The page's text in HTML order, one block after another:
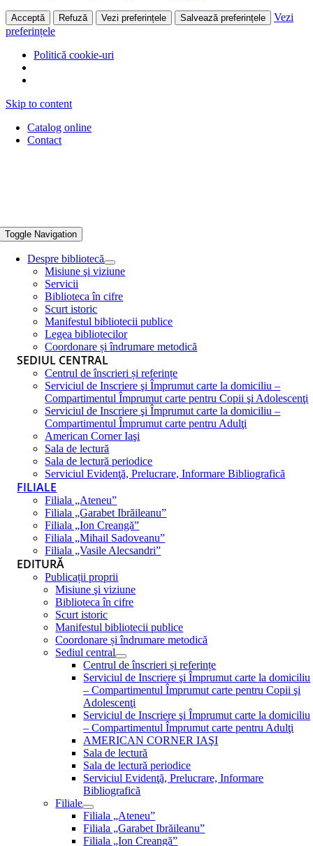
Acceptă Refuză Vezi preferințele Salvează preferințele
Vezi
preferințele
Politică cookie-uri
Skip to content
Catalog online
Contact
Toggle Navigation
Despre bibliotecă
Misiune şi viziune
Servicii
Biblioteca în cifre
Scurt istoric
Manifestul bibliotecii publice
Legea bibliotecilor
Coordonare și îndrumare metodică
SEDIUL CENTRAL
Centrul de înscrieri și referințe
Serviciul de Inscriere şi Împrumut carte la domiciliu –
Compartimentul Împrumut carte pentru Copii şi Adolescenţi
Serviciul de Inscriere şi Împrumut carte la domiciliu –
Compartimentul Împrumut carte pentru Adulţi
American Corner Iaşi
Sala de lectură
Sala de lectură periodice
Serviciul Evidenţă, Prelucrare, Informare Bibliografică
FILIALE
Filiala „Ateneu”
Filiala „Garabet Ibrăileanu”
Filiala „Ion Creangă”
Filiala „Mihail Sadoveanu”
Filiala „Vasile Alecsandri”
EDITURĂ
Publicații proprii
Misiune şi viziune
Biblioteca în cifre
Scurt istoric
Manifestul bibliotecii publice
Coordonare și îndrumare metodică
Sediul central
Centrul de înscrieri și referințe
Serviciul de Inscriere şi Împrumut carte la domiciliu
– Compartimentul Împrumut carte pentru Copii şi
Adolescenţi
Serviciul de Inscriere şi Împrumut carte la domiciliu
– Compartimentul Împrumut carte pentru Adulţi
AMERICAN CORNER IAŞI
Sala de lectură
Sala de lectură periodice
Serviciul Evidenţă, Prelucrare, Informare
Bibliografică
Filiale
Filiala „Ateneu”
Filiala „Garabet Ibrăileanu”
Filiala „Ion Creangă”